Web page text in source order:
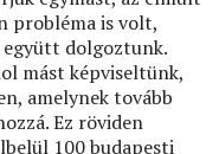
probléma is volt,
együtt dolgoztunk.
mást képviseltünk,
amelynek tovább
Ez röviden
100 budapesti